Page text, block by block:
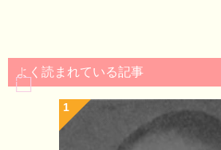
よく読まれている記事